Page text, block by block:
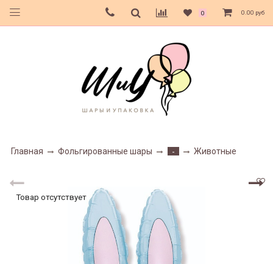
0 0.00 руб
Главная Фольгированные шары - Животные
Товар отсутствует